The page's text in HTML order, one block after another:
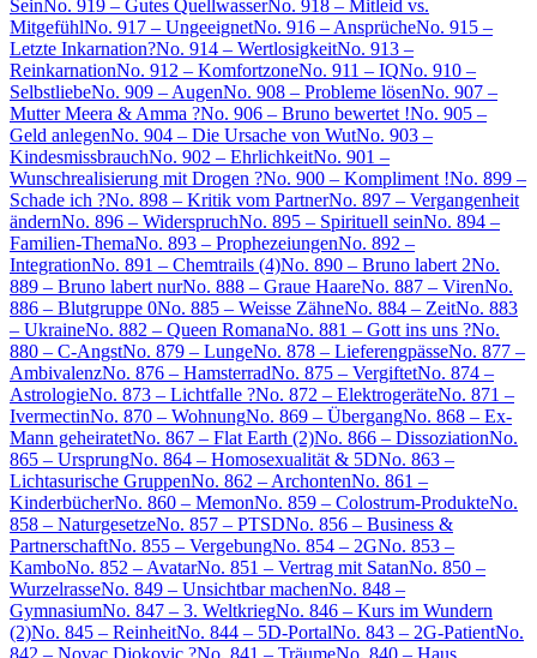
SeinNo. 919 – Gutes QuellwasserNo. 918 – Mitleid vs.
MitgefühlNo. 917 – UngeeignetNo. 916 – AnsprücheNo. 915 –
Letzte Inkarnation?No. 914 – WertlosigkeitNo. 913 –
ReinkarnationNo. 912 – KomfortzoneNo. 911 – IQNo. 910 –
SelbstliebeNo. 909 – AugenNo. 908 – Probleme lösenNo. 907 –
Mutter Meera & Amma ?No. 906 – Bruno bewertet !No. 905 –
Geld anlegenNo. 904 – Die Ursache von WutNo. 903 –
KindesmissbrauchNo. 902 – EhrlichkeitNo. 901 –
Wunschrealisierung mit Drogen ?No. 900 – Kompliment !No. 899 –
Schade ich ?No. 898 – Kritik vom PartnerNo. 897 – Vergangenheit
ändernNo. 896 – WiderspruchNo. 895 – Spirituell seinNo. 894 –
Familien-ThemaNo. 893 – ProphezeiungenNo. 892 –
IntegrationNo. 891 – Chemtrails (4)No. 890 – Bruno labert 2No.
889 – Bruno labert nurNo. 888 – Graue HaareNo. 887 – VirenNo.
886 – Blutgruppe 0No. 885 – Weisse ZähneNo. 884 – ZeitNo. 883
– UkraineNo. 882 – Queen RomanaNo. 881 – Gott ins uns ?No.
880 – C-AngstNo. 879 – LungeNo. 878 – LieferengpässeNo. 877 –
AmbivalenzNo. 876 – HamsterradNo. 875 – VergiftetNo. 874 –
AstrologieNo. 873 – Lichtfalle ?No. 872 – ElektrogeräteNo. 871 –
IvermectinNo. 870 – WohnungNo. 869 – ÜbergangNo. 868 – Ex-
Mann geheiratetNo. 867 – Flat Earth (2)No. 866 – DissoziationNo.
865 – UrsprungNo. 864 – Homosexualität & 5DNo. 863 –
Lichtasurische GruppenNo. 862 – ArchontenNo. 861 –
KinderbücherNo. 860 – MemonNo. 859 – Colostrum-ProdukteNo.
858 – NaturgesetzeNo. 857 – PTSDNo. 856 – Business &
PartnerschaftNo. 855 – VergebungNo. 854 – 2GNo. 853 –
KamboNo. 852 – AvatarNo. 851 – Vertrag mit SatanNo. 850 –
WurzelrasseNo. 849 – Unsichtbar machenNo. 848 –
GymnasiumNo. 847 – 3. WeltkriegNo. 846 – Kurs im Wundern
(2)No. 845 – ReinheitNo. 844 – 5D-PortalNo. 843 – 2G-PatientNo.